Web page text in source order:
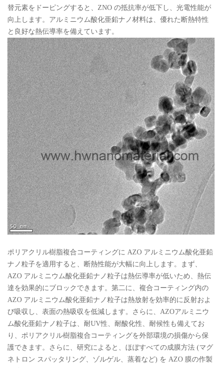
替元素をドーピングすると、ZNO の抵抗率が低下し、光電性能が
向上します。アルミニウム酸化亜鉛ナノ材料は、優れた断熱特性
と良好な熱伝導率を備えています。
ポリアクリル樹脂複合コーティングに AZO アルミニウム酸化亜鉛
ナノ粒子を適用すると、断熱性能が大幅に向上します。まず、
AZO アルミニウム酸化亜鉛ナノ粒子は熱伝導率が低いため、熱伝
達を効果的にブロックできます。第二に、複合コーティング内の
AZO アルミニウム酸化亜鉛ナノ粒子は熱放射を効率的に反射およ
び吸収し、表面の熱吸収を低減します。さらに、AZOアルミニウ
ム酸化亜鉛ナノ粒子は、耐UV性、耐酸化性、耐候性も備えてお
り、ポリアクリル樹脂複合コーティングを外部環境の損傷から保
護できます。さらに、研究によると、ほぼすべての成膜方法 (マグ
ネトロン スパッタリング、ゾルゲル、蒸着など) を AZO 膜の作製